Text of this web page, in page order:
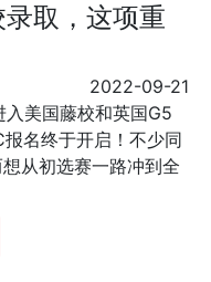
取，这项重
2022-09-21
美国藤校和英国G5
名终于开启！不少同
从初选赛一路冲到全